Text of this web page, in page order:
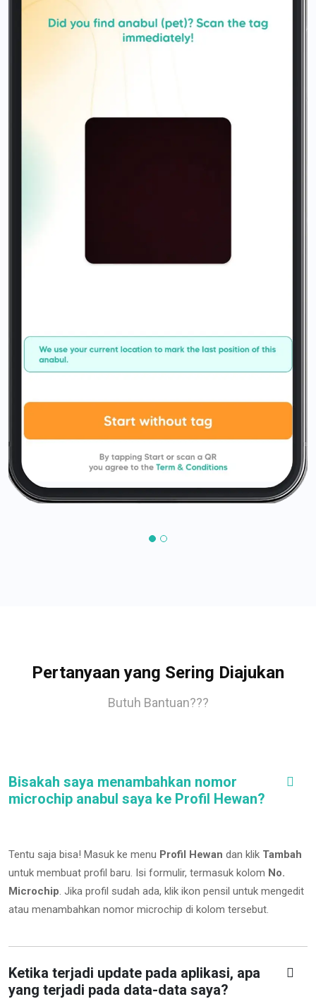
Pertanyaan yang Sering Diajukan
Butuh Bantuan???
Bisakah saya menambahkan nomor
microchip anabul saya ke Profil Hewan?
Tentu saja bisa! Masuk ke menu Profil Hewan dan klik Tambah
untuk membuat profil baru. Isi formulir, termasuk kolom No.
Microchip. Jika profil sudah ada, klik ikon pensil untuk mengedit
atau menambahkan nomor microchip di kolom tersebut.
Ketika terjadi update pada aplikasi, apa
yang terjadi pada data-data saya?